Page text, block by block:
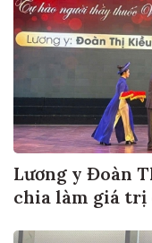
Lương y Đoàn
chia làm giá trị